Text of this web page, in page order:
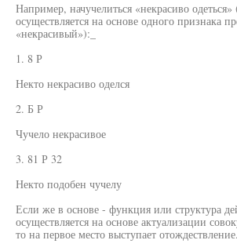
Например, начучелиться «некрасиво одеться»
осуществляется на основе одного признака
«некрасивый»):_
1. 8 Р
Некто некрасиво оделся
2. Б Р
Чучело некрасивое
3. 81 Р 32
Некто подобен чучелу
Если же в основе - функция или структура
осуществляется на основе актуализации
то на первое место выступает отождествление.